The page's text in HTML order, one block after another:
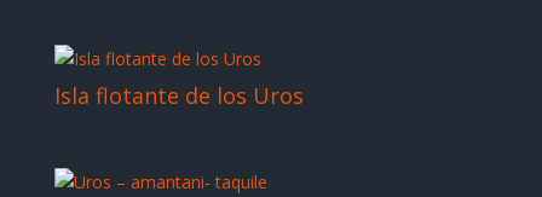
Isla flotante de los Uros